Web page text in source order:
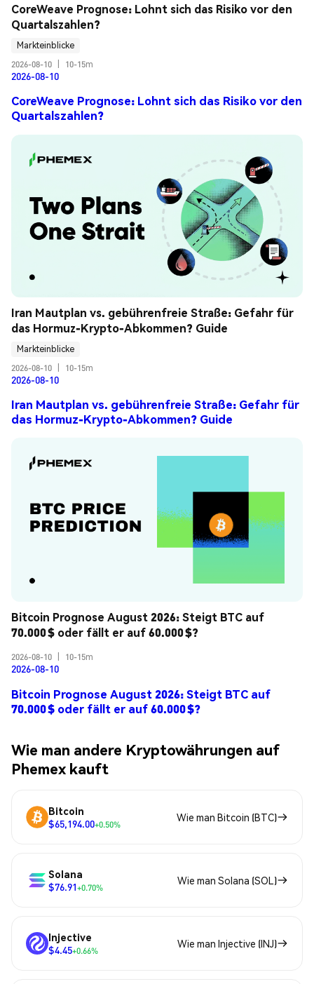
CoreWeave Prognose: Lohnt sich das Risiko vor den
Quartalszahlen?
Markteinblicke
2026-08-10
10-15m
2026-08-10
CoreWeave Prognose: Lohnt sich das Risiko vor den
Quartalszahlen?
Iran Mautplan vs. gebührenfreie Straße: Gefahr für
das Hormuz-Krypto-Abkommen? Guide
Markteinblicke
2026-08-10
10-15m
2026-08-10
Iran Mautplan vs. gebührenfreie Straße: Gefahr für
das Hormuz-Krypto-Abkommen? Guide
Bitcoin Prognose August 2026: Steigt BTC auf
70.000 $ oder fällt er auf 60.000 $?
2026-08-10 10-15m
2026-08-10
Bitcoin Prognose August 2026: Steigt BTC auf
70.000 $ oder fällt er auf 60.000 $?
Wie man andere Kryptowährungen auf
Phemex kauft
Bitcoin
$65,194.00+0.50%
Wie man Bitcoin (BTC)
Solana
$76.91+0.70%
Wie man Solana (SOL)
Injective
$4.45+0.66%
Wie man Injective (INJ)